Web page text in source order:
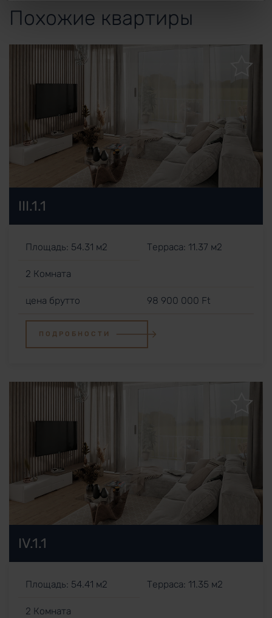
Похожие квартиры
III.1.1
Площадь: 54.31 м2 Терраса: 11.37 м2
2 Комната
цена брутто 98 900 000 Ft
ПОДРОБНОСТИ
IV.1.1
Площадь: 54.41 м2 Терраса: 11.35 м2
2 Комната